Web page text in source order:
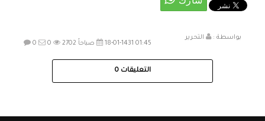
بواسطة :
التحرير
18-01-1431 01:45 صباحاً
0 0 2702
التعليقات 0